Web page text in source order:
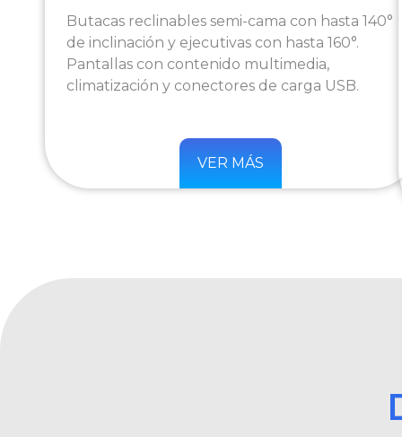
Butacas reclinables semi-cama con hasta 140°
de inclinación y ejecutivas con hasta 160°.
Pantallas con contenido multimedia,
climatización y conectores de carga USB.
VER MÁS